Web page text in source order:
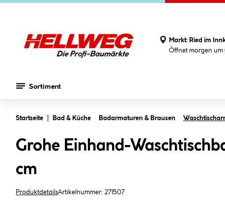
Markt: Ried im
Öffnet morgen um
Sortiment
Startseite Bad & Küche Badarmaturen & Brausen
Grohe Einhand-
cm
ProduktdetailsArtikelnummer: 271507